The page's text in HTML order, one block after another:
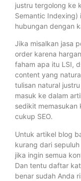
justru tergolong ke
Semantic
hubungan dengan
Jika misalkan jasa
order karena
faham apa itu LSI,
content yang
tulisan natural
masuk ke dalam
sedikit memasukan
cukup SEO.
Untuk artikel blog
kurang dari
jika ingin semua
Dan tentu daftar
benar sudah Anda